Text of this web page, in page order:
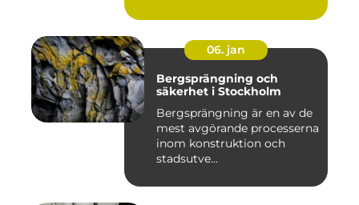
06. jan
Bergsprängning och
säkerhet i Stockholm
Bergsprängning är en av de
mest avgörande processerna
inom konstruktion och
stadsutve...